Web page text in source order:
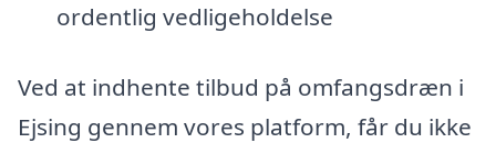
ordentlig vedligeholdelse
Ved at indhente tilbud på omfangsdræn i
Ejsing gennem vores platform, får du ikke